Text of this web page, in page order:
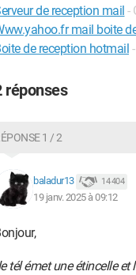
de reception mail -
mail boite
de reception hotmail
réponses
1 / 2
baladur13 14 404
19 janv. 2025 à 09:12
tél émet une étincelle et